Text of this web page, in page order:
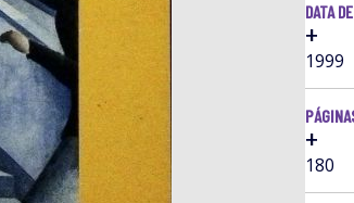
DATA
+
1999
+
180